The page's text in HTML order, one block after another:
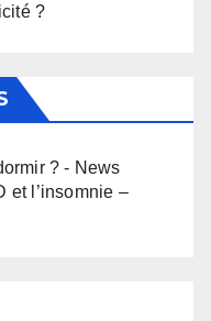
?
? - News
et l’insomnie –